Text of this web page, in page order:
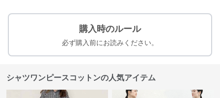
購入時のルール
必ず購入前にお読みください。
シャツワンピースコットンの人気アイテム